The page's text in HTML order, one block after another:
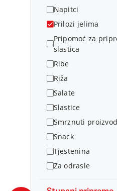
Napitci
Prilozi jelima
Pripomoć za
slastica
Ribe
Riža
Salate
Slastice
Smrznuti
Snack
Tjestenina
Za odrasle